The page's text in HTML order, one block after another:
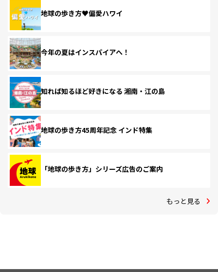
地球の歩き方♥偏愛ハワイ
今年の夏はインスパイアへ！
知れば知るほど好きになる 湘南・江の島
地球の歩き方45周年記念 インド特集
「地球の歩き方」シリーズ広告のご案内
もっと見る